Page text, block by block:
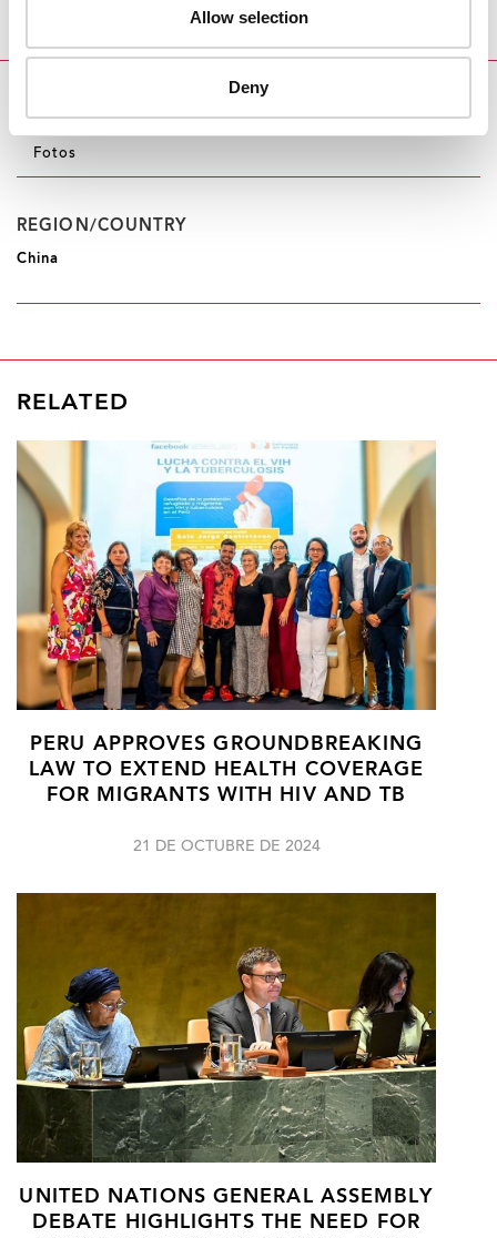
Allow selection
Deny
al sida que se centren en las personas y ampliar la
cobertura sanitaria universal.
Fotos
REGION/COUNTRY
China
RELATED
PERU APPROVES GROUNDBREAKING
LAW TO EXTEND HEALTH COVERAGE
FOR MIGRANTS WITH HIV AND TB
21 DE OCTUBRE DE 2024
UNITED NATIONS GENERAL ASSEMBLY
DEBATE HIGHLIGHTS THE NEED FOR